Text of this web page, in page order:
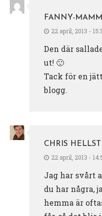
FANNY-
22 april, 2013 -
Den där
ut! 🙂
Tack för en
blogg.
CHRIS
22 april, 2013 -
Jag har svårt
du har några,
hemma är